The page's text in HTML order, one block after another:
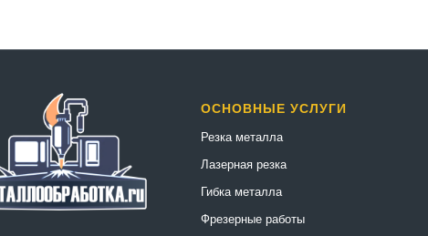
ОСНОВНЫЕ УСЛУГИ
Резка металла
Лазерная резка
Гибка металла
Фрезерные работы